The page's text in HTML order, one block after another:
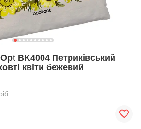
BK4004 Петриківський
квіти бежевий